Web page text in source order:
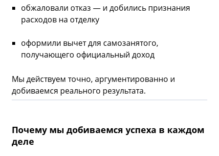
обжаловали отказ — и добились признания
расходов на отделку
оформили вычет для самозанятого,
получающего официальный доход
Мы действуем точно, аргументированно и
добиваемся реального результата.
Почему мы добиваемся успеха в каждом
деле